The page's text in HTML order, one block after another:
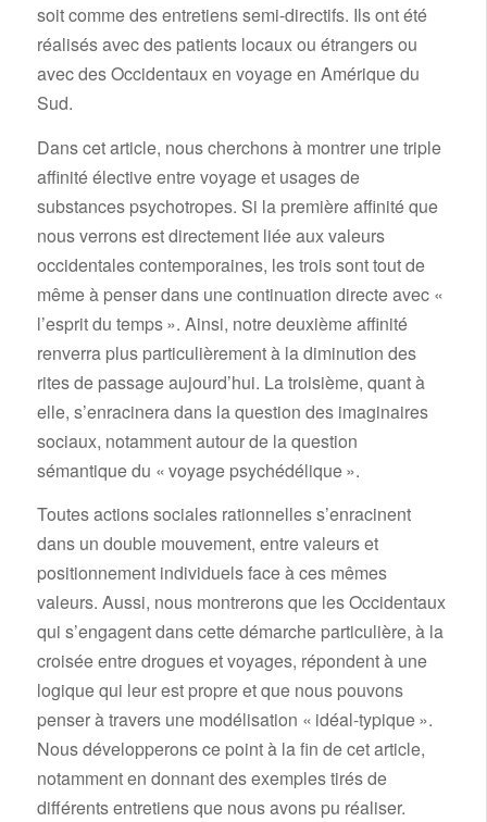
soit comme des entretiens semi-directifs. Ils ont été
réalisés avec des patients locaux ou étrangers ou
avec des Occidentaux en voyage en Amérique du
Sud.
Dans cet article, nous cherchons à montrer une triple
affinité élective entre voyage et usages de
substances psychotropes. Si la première affinité que
nous verrons est directement liée aux valeurs
occidentales contemporaines, les trois sont tout de
même à penser dans une continuation directe avec «
l’esprit du temps ». Ainsi, notre deuxième affinité
renverra plus particulièrement à la diminution des
rites de passage aujourd’hui. La troisième, quant à
elle, s’enracinera dans la question des imaginaires
sociaux, notamment autour de la question
sémantique du « voyage psychédélique ».
Toutes actions sociales rationnelles s’enracinent
dans un double mouvement, entre valeurs et
positionnement individuels face à ces mêmes
valeurs. Aussi, nous montrerons que les Occidentaux
qui s’engagent dans cette démarche particulière, à la
croisée entre drogues et voyages, répondent à une
logique qui leur est propre et que nous pouvons
penser à travers une modélisation « idéal-typique ».
Nous développerons ce point à la fin de cet article,
notamment en donnant des exemples tirés de
différents entretiens que nous avons pu réaliser.